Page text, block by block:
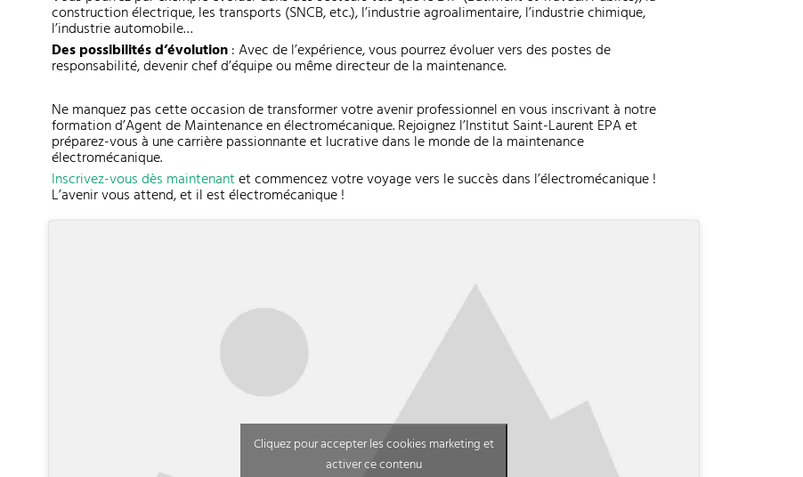
construction électrique, les transports (SNCB, etc.), l’industrie agroalimentaire, l’industrie chimique,
l’industrie automobile…
Des possibilités d’évolution: Avec de l’expérience, vous pourrez évoluer vers des postes de
responsabilité, devenir chef d’équipe ou même directeur de la maintenance.
Ne manquez pas cette occasion de transformer votre avenir professionnel en vous inscrivant à notre
formation d’Agent de Maintenance en électromécanique. Rejoignez l’Institut Saint-Laurent EPA et
préparez-vous à une carrière passionnante et lucrative dans le monde de la maintenance
électromécanique.
Inscrivez-vous dès maintenantet commencez votre voyage vers le succès dans l’électromécanique !
L’avenir vous attend, et il est électromécanique !
Cliquez pour accepter les cookies marketing et
activer ce contenu